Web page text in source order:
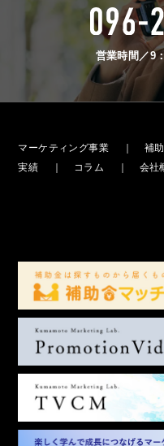
営業時間／9
マーケティング事業 補
実績
コラム 会社